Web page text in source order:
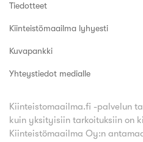
Tiedotteet
Kiinteistömaailma lyhyesti
Kuvapankki
Yhteystiedot medialle
Kiinteistomaailma.fi -palvelun
kuin yksityisiin tarkoituksiin on
Kiinteistömaailma Oy:n